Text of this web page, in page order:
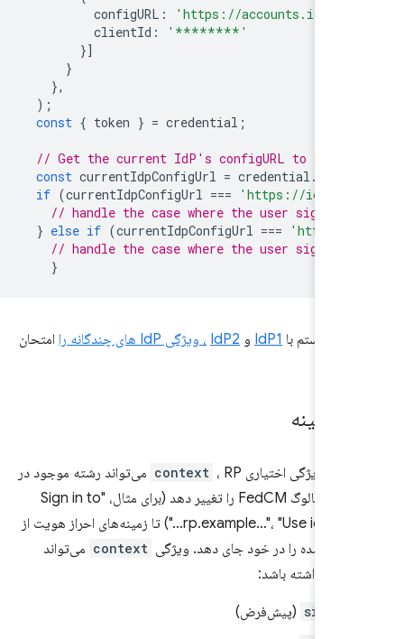
configURL:
'https://accounts.idp-
clientId: '********'
const
token } = credential
// Get the current IdP's configURL to
const currentIdpConfigUrl = credential
if (currentIdpConfigUrl ===
'https://
// handle the case where the user signed
} else if (currentIdpConfigUrl ===
// handle the case where the user signed
IdP1وIdP2 ، ویژگی IdP های چندگانه را امتحان
از ویژگی اختیاری context ، RP می‌تواند رشته موجود در
رابط کاربری دیالوگ FedCM را تغییر دهد (برای مثال، "Sign in to
rp.example…"، "Use idp.example…") تا زمینه‌های احراز هویت از
شده را در خود جای دهد. ویژگی context می‌تواند
را داشته باشد:
(پیش‌فرض)